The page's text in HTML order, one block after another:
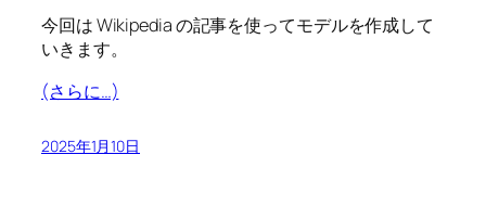
今回は Wikipedia の記事を使ってモデルを作成して
いきます。
(さらに…)
2025年1月10日